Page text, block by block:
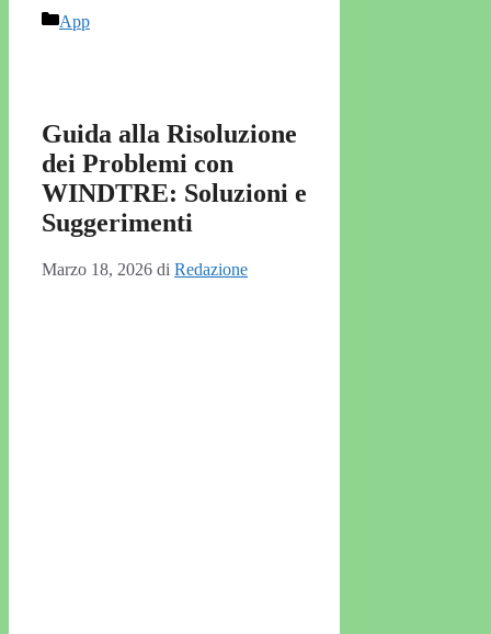
Categorie
App
Guida alla Risoluzione
dei Problemi con
WINDTRE: Soluzioni e
Suggerimenti
Marzo 18, 2026 di Redazione